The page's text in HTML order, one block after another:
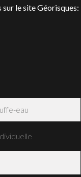
le site Géorisques:
eau